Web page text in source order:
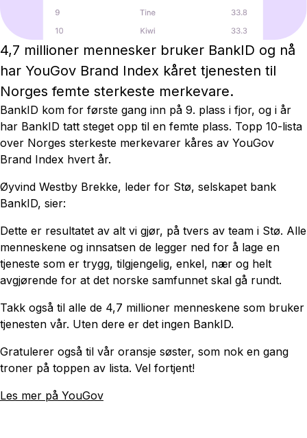
4,7 millioner mennesker bruker BankID og nå
har YouGov Brand Index kåret tjenesten til
Norges femte sterkeste merkevare.
BankID kom for første gang inn på 9. plass i fjor, og i år
har BankID tatt steget opp til en femte plass. Topp 10-lista
over Norges sterkeste merkevarer kåres av YouGov
Brand Index hvert år.
Øyvind Westby Brekke, leder for Stø, selskapet bank
BankID, sier:
Dette er resultatet av alt vi gjør, på tvers av team i Stø. Alle
menneskene og innsatsen de legger ned for å lage en
tjeneste som er trygg, tilgjengelig, enkel, nær og helt
avgjørende for at det norske samfunnet skal gå rundt.
Takk også til alle de 4,7 millioner menneskene som bruker
tjenesten vår. Uten dere er det ingen BankID.
Gratulerer også til vår oransje søster, som nok en gang
troner på toppen av lista. Vel fortjent!
Les mer på YouGov